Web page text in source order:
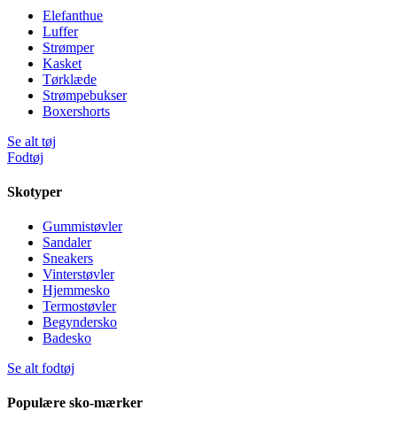
Elefanthue
Luffer
Strømper
Kasket
Tørklæde
Strømpebukser
Boxershorts
Se alt tøj
Fodtøj
Skotyper
Gummistøvler
Sandaler
Sneakers
Vinterstøvler
Hjemmesko
Termostøvler
Begyndersko
Badesko
Se alt fodtøj
Populære sko-mærker